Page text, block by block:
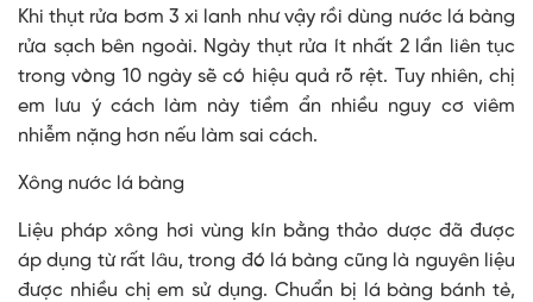
Khi thụt rửa bơm 3 xi lanh như vậy rồi dùng nước lá bàng
rửa sạch bên ngoài. Ngày thụt rửa ít nhất 2 lần liên tục
trong vòng 10 ngày sẽ có hiệu quả rõ rệt. Tuy nhiên, chị
em lưu ý cách làm này tiềm ẩn nhiều nguy cơ viêm
nhiễm nặng hơn nếu làm sai cách.
Xông nước lá bàng
Liệu pháp xông hơi vùng kín bằng thảo dược đã được
áp dụng từ rất lâu, trong đó lá bàng cũng là nguyên liệu
được nhiều chị em sử dụng. Chuẩn bị lá bàng bánh tẻ,